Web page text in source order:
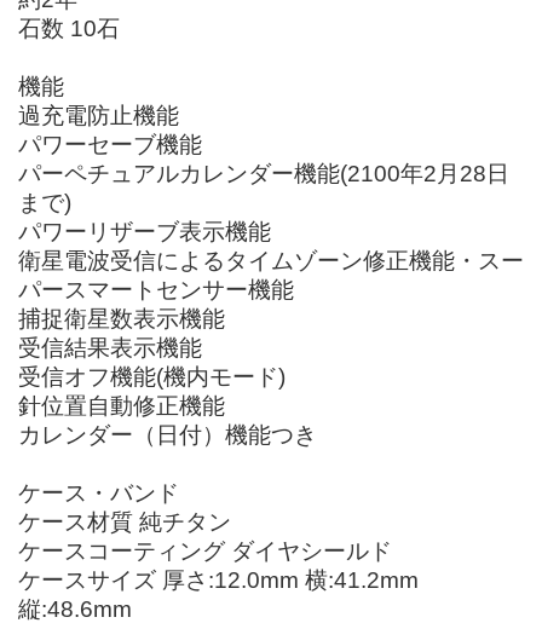
石数 10石
機能
過充電防止機能
パワーセーブ機能
パーペチュアルカレンダー機能(2100年2月28日
まで)
パワーリザーブ表示機能
衛星電波受信によるタイムゾーン修正機能・スー
パースマートセンサー機能
捕捉衛星数表示機能
受信結果表示機能
受信オフ機能(機内モード)
針位置自動修正機能
カレンダー（日付）機能つき
ケース・バンド
ケース材質 純チタン
ケースコーティング ダイヤシールド
ケースサイズ 厚さ:12.0mm 横:41.2mm
縦:48.6mm